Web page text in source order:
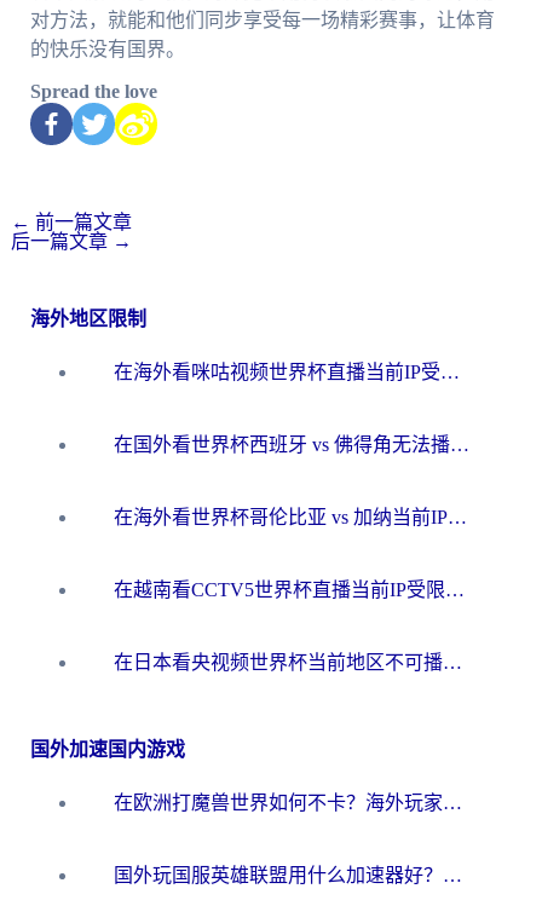
对方法，就能和他们同步享受每一场精彩赛事，让体育
的快乐没有国界。
Spread the love
← 前一篇文章
后一篇文章 →
海外地区限制
在海外看咪咕视频世界杯直播当前IP受限制？这篇指南帮你搞定所有体育赛事观看难题
在国外看世界杯西班牙 vs 佛得角无法播放？这篇指南帮你解锁所有中文体育直播
在海外看世界杯哥伦比亚 vs 加纳当前IP受限制？这篇指南帮你流畅看中文解说赛事
在越南看CCTV5世界杯直播当前IP受限制？海外党体育观赛终极指南来了
在日本看央视频世界杯当前地区不可播放？海外党体育观赛终极指南
国外加速国内游戏
在欧洲打魔兽世界如何不卡？海外玩家的国服游戏加速终极攻略
国外玩国服英雄联盟用什么加速器好？海外党亲测有效的国服游戏加速指南